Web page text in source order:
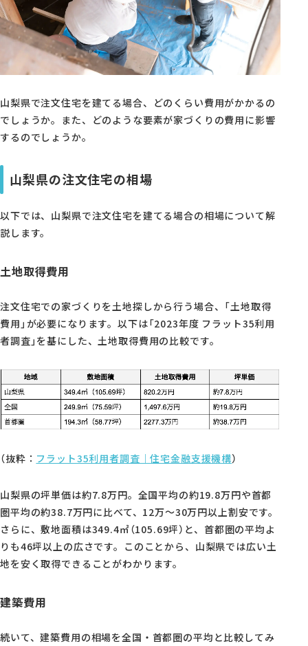
山梨県で注文住宅を建てる場合、どのくらい費用がかかるの
でしょうか。また、どのような要素が家づくりの費用に影響
するのでしょうか。
山梨県の注文住宅の相場
以下では、山梨県で注文住宅を建てる場合の相場について解
説します。
土地取得費用
注文住宅での家づくりを土地探しから行う場合、「土地取得
費用」が必要になります。以下は「2023年度 フラット35利用
者調査」を基にした、土地取得費用の比較です。
（抜粋： フラット35利用者調査｜住宅金融支援機構）
山梨県の坪単価は約7.8万円。全国平均の約19.8万円や首都
圏平均の約38.7万円に比べて、12万〜30万円以上割安です。
さらに、敷地面積は349.4㎡（105.69坪）と、首都圏の平均よ
りも46坪以上の広さです。このことから、山梨県では広い土
地を安く取得できることがわかります。
建築費用
続いて、建築費用の相場を全国・首都圏の平均と比較してみ